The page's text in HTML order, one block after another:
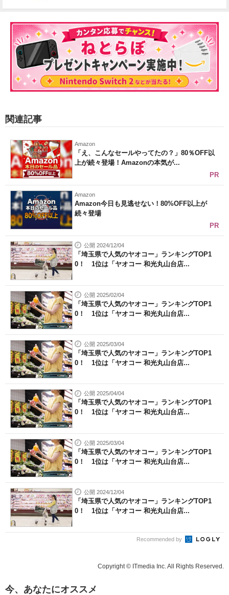
関連記事
Amazon
「え、こんなセールやってたの？」80％OFF以
上が続々登場！Amazonの本気が...
PR
Amazon
Amazon今日も見逃せない！80%OFF以上が
続々登場
PR
公開 2024/12/04
「埼玉県で人気のヤオコー」ランキングTOP1
0！ 1位は「ヤオコー 和光丸山台店...
公開 2025/02/04
「埼玉県で人気のヤオコー」ランキングTOP1
0！ 1位は「ヤオコー 和光丸山台店...
公開 2025/03/04
「埼玉県で人気のヤオコー」ランキングTOP1
0！ 1位は「ヤオコー 和光丸山台店...
公開 2025/04/04
「埼玉県で人気のヤオコー」ランキングTOP1
0！ 1位は「ヤオコー 和光丸山台店...
公開 2025/03/04
「埼玉県で人気のヤオコー」ランキングTOP1
0！ 1位は「ヤオコー 和光丸山台店...
公開 2024/12/04
「埼玉県で人気のヤオコー」ランキングTOP1
0！ 1位は「ヤオコー 和光丸山台店...
Recommended by
Copyright © ITmedia Inc. All Rights Reserved.
今、あなたにオススメ